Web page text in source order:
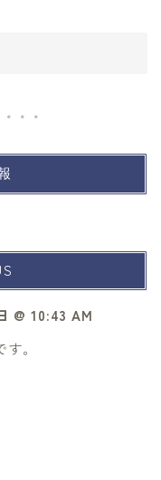
@ 10:43 AM
す。